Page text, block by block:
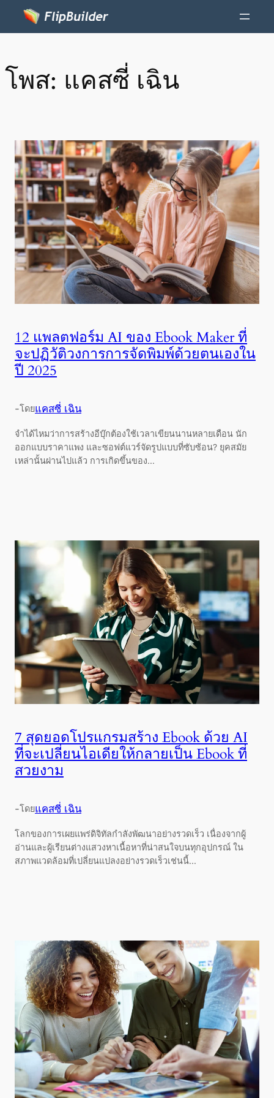
โพส: แคสซี่ เฉิน
12 แพลตฟอร์ม AI ของ Ebook Maker ที่
จะปฏิวัติวงการการจัดพิมพ์ด้วยตนเองใน
ปี 2025
-โดยแคสซี่ เฉิน
จำได้ไหมว่าการสร้างอีบุ๊กต้องใช้เวลาเขียนนานหลายเดือน นัก
ออกแบบราคาแพง และซอฟต์แวร์จัดรูปแบบที่ซับซ้อน? ยุคสมัย
เหล่านั้นผ่านไปแล้ว การเกิดขึ้นของ...
7 สุดยอดโปรแกรมสร้าง Ebook ด้วย AI
ที่จะเปลี่ยนไอเดียให้กลายเป็น Ebook ที่
สวยงาม
-โดยแคสซี่ เฉิน
โลกของการเผยแพร่ดิจิทัลกำลังพัฒนาอย่างรวดเร็ว เนื่องจากผู้
อ่านและผู้เรียนต่างแสวงหาเนื้อหาที่น่าสนใจบนทุกอุปกรณ์ ใน
สภาพแวดล้อมที่เปลี่ยนแปลงอย่างรวดเร็วเช่นนี้...